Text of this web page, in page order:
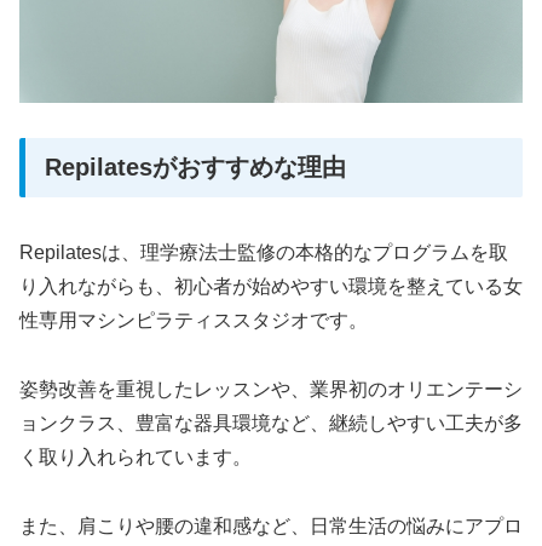
Repilatesがおすすめな理由
Repilatesは、理学療法士監修の本格的なプログラムを取
り入れながらも、初心者が始めやすい環境を整えている女
性専用マシンピラティススタジオです。
姿勢改善を重視したレッスンや、業界初のオリエンテーシ
ョンクラス、豊富な器具環境など、継続しやすい工夫が多
く取り入れられています。
また、肩こりや腰の違和感など、日常生活の悩みにアプロ